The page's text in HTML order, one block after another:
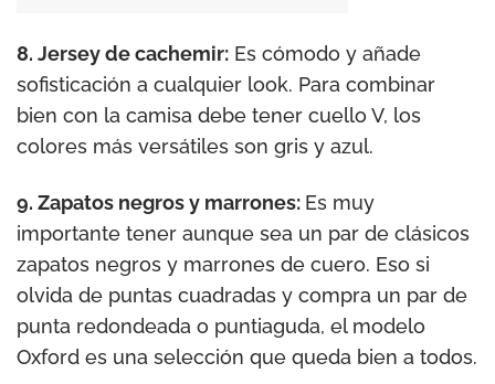
8. Jersey de cachemir: Es cómodo y añade
sofisticación a cualquier look. Para combinar
bien con la camisa debe tener cuello V, los
colores más versátiles son gris y azul.
9. Zapatos negros y marrones: Es muy
importante tener aunque sea un par de clásicos
zapatos negros y marrones de cuero. Eso si
olvida de puntas cuadradas y compra un par de
punta redondeada o puntiaguda, el modelo
Oxford es una selección que queda bien a todos.